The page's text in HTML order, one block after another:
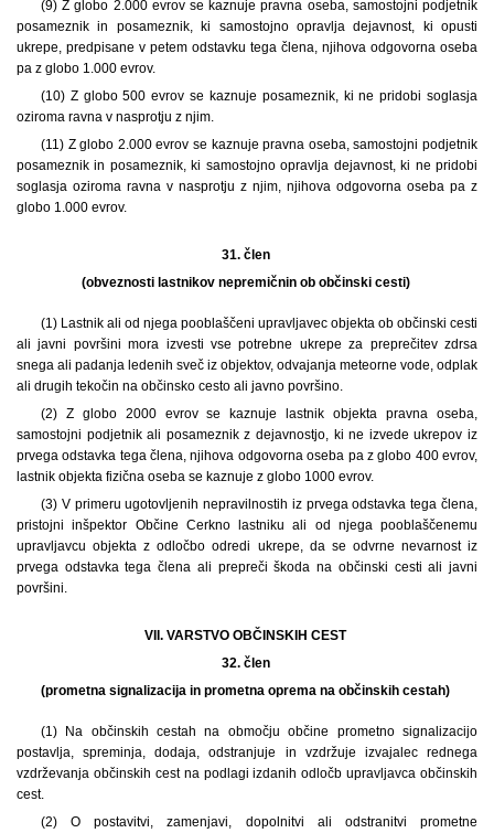
(9) Z globo 2.000 evrov se kaznuje pravna oseba, samostojni podjetnik
posameznik in posameznik, ki samostojno opravlja dejavnost, ki opusti
ukrepe, predpisane v petem odstavku tega člena, njihova odgovorna oseba
pa z globo 1.000 evrov.
(10) Z globo 500 evrov se kaznuje posameznik, ki ne pridobi soglasja
oziroma ravna v nasprotju z njim.
(11) Z globo 2.000 evrov se kaznuje pravna oseba, samostojni podjetnik
posameznik in posameznik, ki samostojno opravlja dejavnost, ki ne pridobi
soglasja oziroma ravna v nasprotju z njim, njihova odgovorna oseba pa z
globo 1.000 evrov.
31. člen
(obveznosti lastnikov nepremičnin ob občinski cesti)
(1) Lastnik ali od njega pooblaščeni upravljavec objekta ob občinski cesti
ali javni površini mora izvesti vse potrebne ukrepe za preprečitev zdrsa
snega ali padanja ledenih sveč iz objektov, odvajanja meteorne vode, odplak
ali drugih tekočin na občinsko cesto ali javno površino.
(2) Z globo 2000 evrov se kaznuje lastnik objekta pravna oseba,
samostojni podjetnik ali posameznik z dejavnostjo, ki ne izvede ukrepov iz
prvega odstavka tega člena, njihova odgovorna oseba pa z globo 400 evrov,
lastnik objekta fizična oseba se kaznuje z globo 1000 evrov.
(3) V primeru ugotovljenih nepravilnostih iz prvega odstavka tega člena,
pristojni inšpektor Občine Cerkno lastniku ali od njega pooblaščenemu
upravljavcu objekta z odločbo odredi ukrepe, da se odvrne nevarnost iz
prvega odstavka tega člena ali prepreči škoda na občinski cesti ali javni
površini.
VII. VARSTVO OBČINSKIH CEST
32. člen
(prometna signalizacija in prometna oprema na občinskih cestah)
(1) Na občinskih cestah na območju občine prometno signalizacijo
postavlja, spreminja, dodaja, odstranjuje in vzdržuje izvajalec rednega
vzdrževanja občinskih cest na podlagi izdanih odločb upravljavca občinskih
cest.
(2) O postavitvi, zamenjavi, dopolnitvi ali odstranitvi prometne